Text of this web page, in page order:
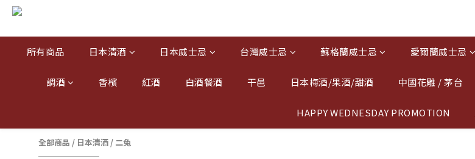
所有商品 日本清酒 日本威士忌 台灣威士忌 蘇格蘭威士忌 愛爾蘭威士忌
調酒 香檳 紅酒 白酒餐酒 干邑 日本梅酒/果酒/甜酒 中國花雕 / 茅台
HAPPY WEDNESDAY PROMOTION
全部商品 / 日本清酒 / 二兔